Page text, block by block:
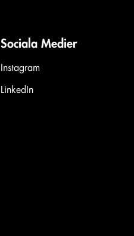
Sociala Medier
Instagram
LinkedIn